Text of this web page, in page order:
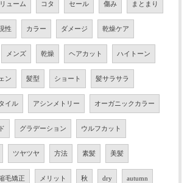
ューム コタ セール 傷み まとまり
性 カラー ダメージ 乾燥ケア
メンズ 乾燥 ヘアカット ハイトーン
ン 髪型 ショート 髪サラサラ
イル アシンメトリー オーガニックカラー
グラデーション ウルフカット
ツヤツヤ 方法 素髪 美髪
毛矯正 メリット 秋 dry autumn